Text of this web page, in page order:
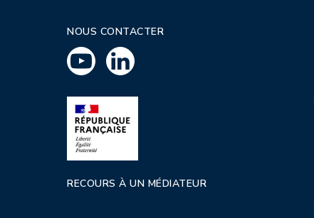
NOUS CONTACTER
RECOURS À UN MÉDIATEUR